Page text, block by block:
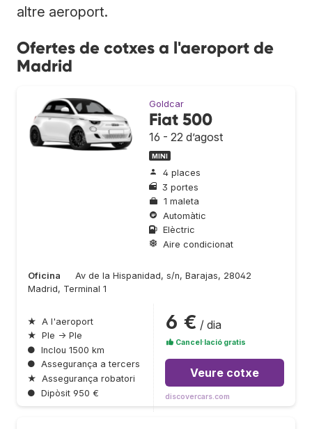
altre aeroport.
Ofertes de cotxes a l'aeroport de
Madrid
Goldcar
Fiat 500
16 - 22 d’agost
MINI
4 places
3 portes
1 maleta
Automàtic
Elèctric
Aire condicionat
Oficina
Av de la Hispanidad, s/n, Barajas, 28042
Madrid, Terminal 1
★ A l'aeroport
★ Ple → Ple
● Inclou 1500 km
● Assegurança a tercers
★ Assegurança robatori
● Dipòsit 950 €
6 € / dia
Cancel·lació gratis
Veure cotxe
discovercars.com